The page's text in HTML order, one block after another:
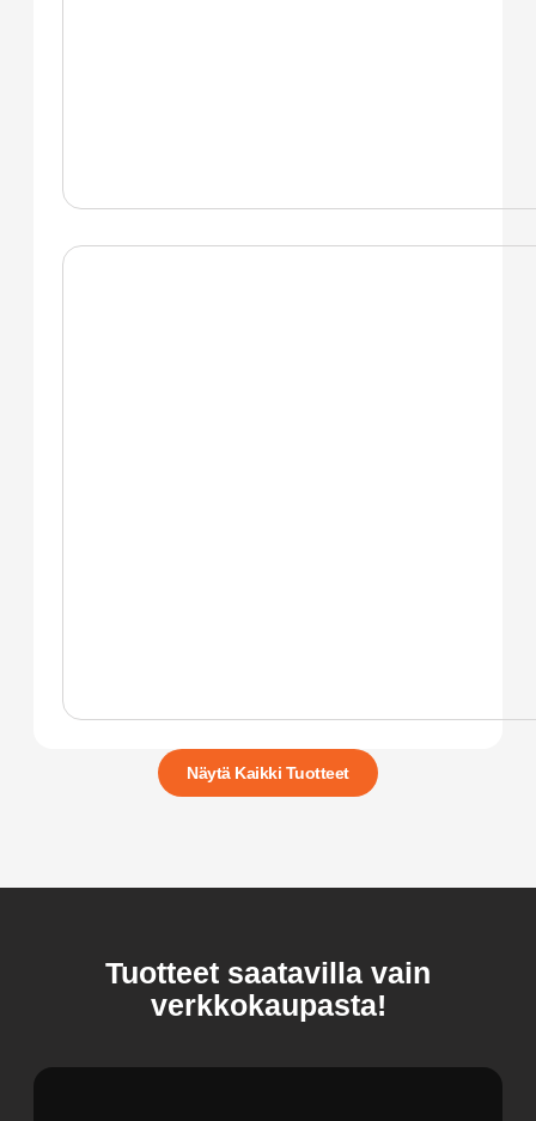
Näytä Kaikki Tuotteet
Tuotteet saatavilla vain
verkkokaupasta!